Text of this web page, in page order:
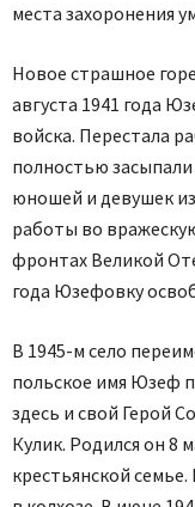
места захоронения
Новое страшное
августа 1941 года
войска. Перестала
полностью
юношей и девушек
работы во
фронтах Великой
года Юзефовку
В 1945-м село
польское имя Юзеф
здесь и свой Герой
Кулик. Родился он 8
крестьянской